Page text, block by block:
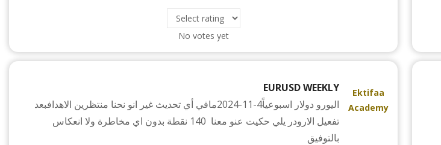
No votes yet
Ektifaa
Academy
EURUSD WEEKLY
اليورو دولار اسبوعياً4-11-2024مافي أي تحديث غير انو نحنا منتظرين الاهدافبعد
تفعيل الارودر يلي حكيت عنو معنا 140 نقطة بدون اي مخاطرة ولا انعكاس
بالتوفيق